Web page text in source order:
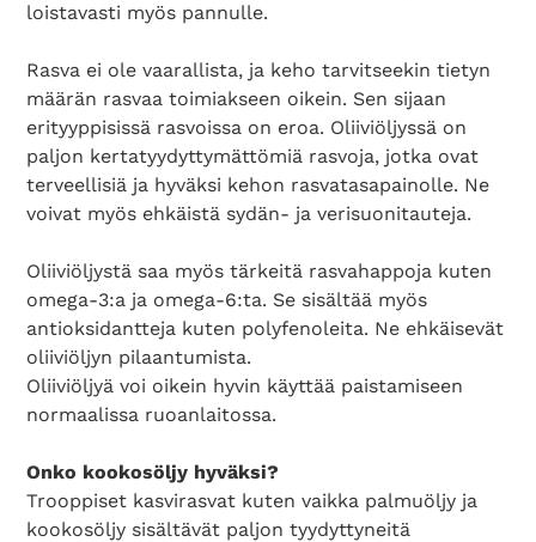
loistavasti myös pannulle.
Rasva ei ole vaarallista, ja keho tarvitseekin tietyn
määrän rasvaa toimiakseen oikein. Sen sijaan
erityyppisissä rasvoissa on eroa. Oliiviöljyssä on
paljon kertatyydyttymättömiä rasvoja, jotka ovat
terveellisiä ja hyväksi kehon rasvatasapainolle. Ne
voivat myös ehkäistä sydän- ja verisuonitauteja.
Oliiviöljystä saa myös tärkeitä rasvahappoja kuten
omega-3:a ja omega-6:ta. Se sisältää myös
antioksidantteja kuten polyfenoleita. Ne ehkäisevät
oliiviöljyn pilaantumista.
Oliiviöljyä voi oikein hyvin käyttää paistamiseen
normaalissa ruoanlaitossa.
Onko kookosöljy hyväksi?
Trooppiset kasvirasvat kuten vaikka palmuöljy ja
kookosöljy sisältävät paljon tyydyttyneitä